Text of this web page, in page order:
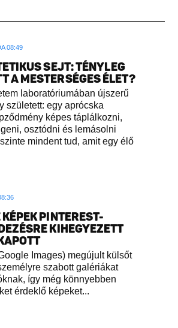
08:49
SEJT: TÉNYLEG
A MESTERSÉGES ÉLET?
laboratóriumában újszerű
született: egy aprócska
képes táplálkozni,
osztódni és lemásolni
mindent tud, amit egy élő
PINTEREST-
KIHEGYEZETT
Images) megújult külsőt
szabott galériákat
így még könnyebben
érdeklő képeket...